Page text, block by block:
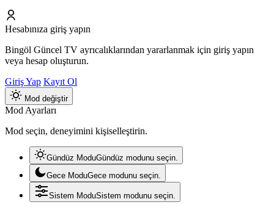
Hesabınıza giriş yapın
Bingöl Güncel TV ayrıcalıklarından yararlanmak için giriş yapın
veya hesap oluşturun.
Giriş Yap Kayıt Ol
Mod değiştir
Mod Ayarları
Mod seçin, deneyimini kişiselleştirin.
Gündüz ModuGündüz modunu seçin.
Gece ModuGece modunu seçin.
Sistem ModuSistem modunu seçin.